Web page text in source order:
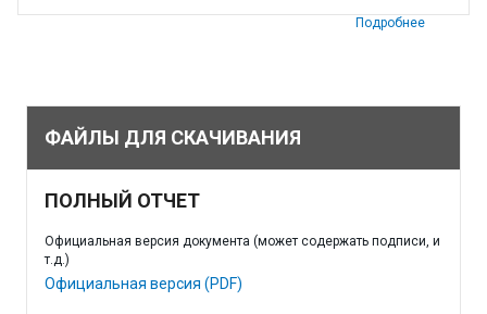
Подробнее
ФАЙЛЫ ДЛЯ СКАЧИВАНИЯ
ПОЛНЫЙ ОТЧЕТ
Официальная версия документа (может содержать подписи, и
т.д.)
Официальная версия (PDF)